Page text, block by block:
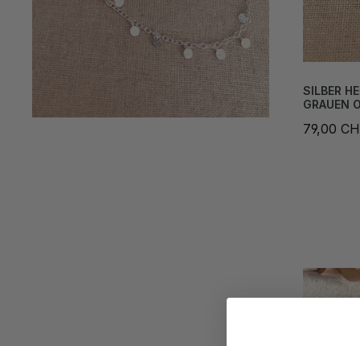
SILBER
GRAUEN
79,00